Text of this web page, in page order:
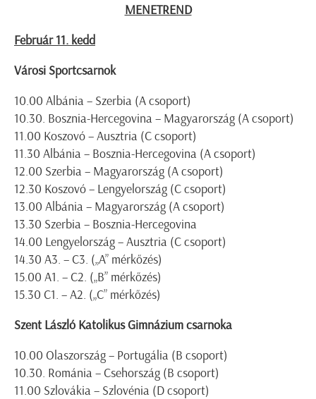
MENETREND
Február 11. kedd
Városi Sportcsarnok
10.00 Albánia – Szerbia (A csoport)
10.30. Bosznia-Hercegovina – Magyarország (A csoport)
11.00 Koszovó – Ausztria (C csoport)
11.30 Albánia – Bosznia-Hercegovina (A csoport)
12.00 Szerbia – Magyarország (A csoport)
12.30 Koszovó – Lengyelország (C csoport)
13.00 Albánia – Magyarország (A csoport)
13.30 Szerbia – Bosznia-Hercegovina
14.00 Lengyelország – Ausztria (C csoport)
14.30 A3. – C3. („A” mérkőzés)
15.00 A1. – C2. („B” mérkőzés)
15.30 C1. – A2. („C” mérkőzés)
Szent László Katolikus Gimnázium csarnoka
10.00 Olaszország – Portugália (B csoport)
10.30. Románia – Csehország (B csoport)
11.00 Szlovákia – Szlovénia (D csoport)